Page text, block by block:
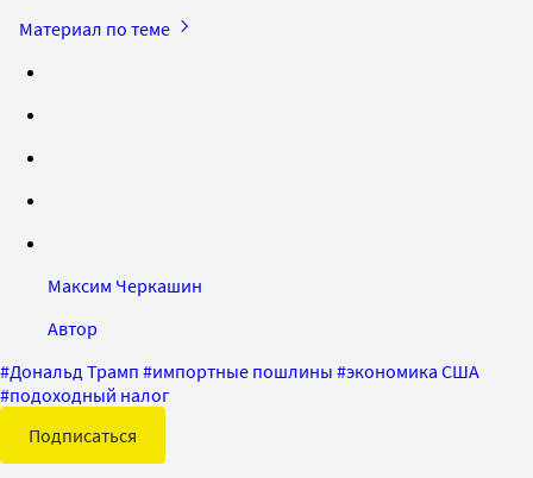
Материал по теме
Максим Черкашин
Автор
#Дональд Трамп #импортные пошлины #экономика США
#подоходный налог
Подписаться